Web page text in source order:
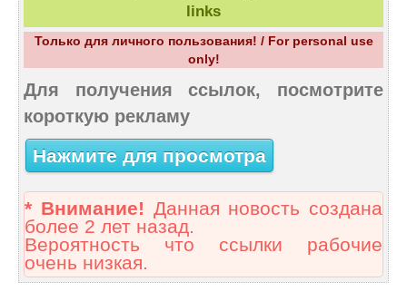
links
Только для личного пользования! / For personal use
only!
Для получения ссылок, посмотрите
короткую рекламу
Нажмите для просмотра
* Внимание! Данная новость создана
более 2 лет назад.
Вероятность что ссылки рабочие
очень низкая.